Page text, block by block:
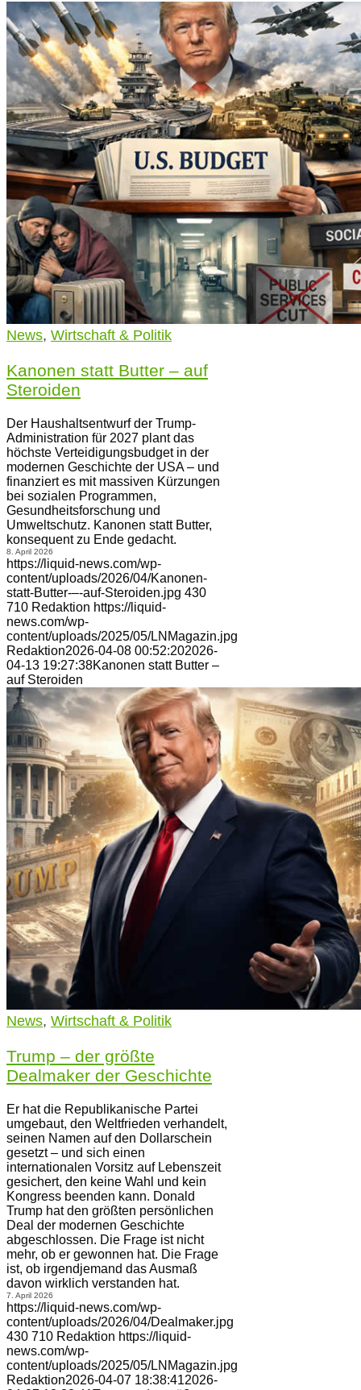
News, Wirtschaft & Politik
Kanonen statt Butter – auf
Steroiden
Der Haushaltsentwurf der Trump-
Administration für 2027 plant das
höchste Verteidigungsbudget in der
modernen Geschichte der USA – und
finanziert es mit massiven Kürzungen
bei sozialen Programmen,
Gesundheitsforschung und
Umweltschutz. Kanonen statt Butter,
konsequent zu Ende gedacht.
8. April 2026
https://liquid-news.com/wp-
content/uploads/2026/04/Kanonen-
statt-Butter-–-auf-Steroiden.jpg 430
710 Redaktion https://liquid-
news.com/wp-
content/uploads/2025/05/LNMagazin.jpg
Redaktion2026-04-08 00:52:202026-
04-13 19:27:38Kanonen statt Butter –
auf Steroiden
News, Wirtschaft & Politik
Trump – der größte
Dealmaker der Geschichte
Er hat die Republikanische Partei
umgebaut, den Weltfrieden verhandelt,
seinen Namen auf den Dollarschein
gesetzt – und sich einen
internationalen Vorsitz auf Lebenszeit
gesichert, den keine Wahl und kein
Kongress beenden kann. Donald
Trump hat den größten persönlichen
Deal der modernen Geschichte
abgeschlossen. Die Frage ist nicht
mehr, ob er gewonnen hat. Die Frage
ist, ob irgendjemand das Ausmaß
davon wirklich verstanden hat.
7. April 2026
https://liquid-news.com/wp-
content/uploads/2026/04/Dealmaker.jpg
430 710 Redaktion https://liquid-
news.com/wp-
content/uploads/2025/05/LNMagazin.jpg
Redaktion2026-04-07 18:38:412026-